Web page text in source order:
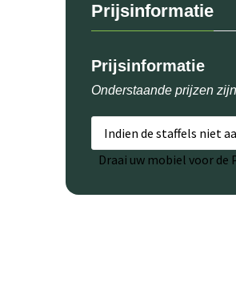
Prijsinformatie
Prijsinformatie
Onderstaande prijzen
Indien de staffels niet
Draai uw mobiel voor